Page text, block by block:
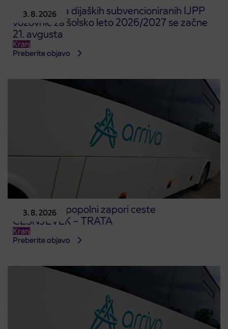
3. 8. 2026
Predprodaja dijaških subvencioniranih IJPP
vozovnic za šolsko leto 2026/2027 se začne
21. avgusta
Kranj
Preberite objavo
3. 8. 2026
Obvestilo o popolni zapori ceste
ČEŠNJEVEK – TRATA
Kranj
Preberite objavo